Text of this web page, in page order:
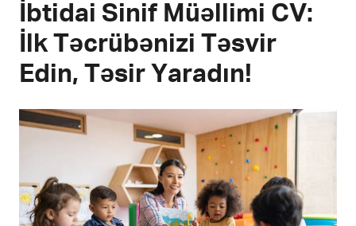
İbtidai Sinif Müəllimi CV:
İlk Təcrübənizi Təsvir
Edin, Təsir Yaradın!